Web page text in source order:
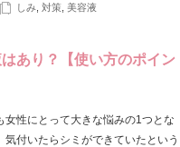
しみ 対策 美容液
あり？【使い方のポイン
女性にとって大きな悩みの1つとな
気付いたらシミができていたという